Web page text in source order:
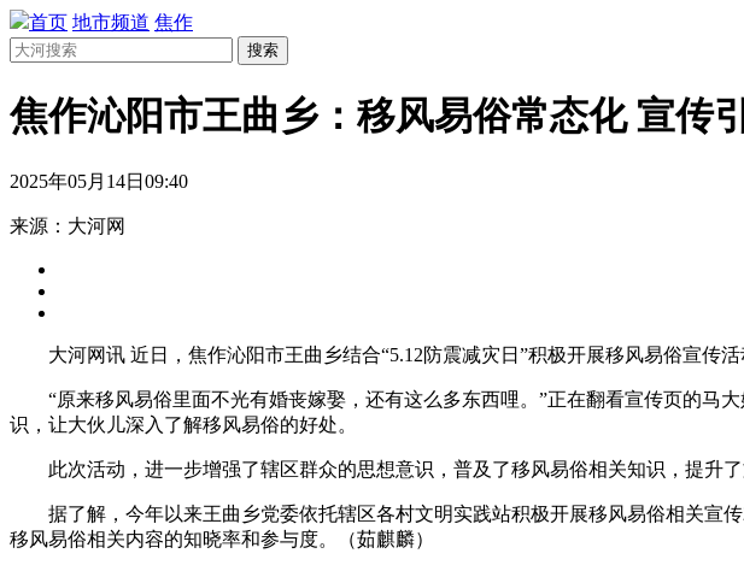
首页 地市频道 焦作
搜索
焦作沁阳市王曲乡：移风易俗常态化 宣传
2025年05月14日09:40
来源：大河网
大河网讯 近日，焦作沁阳市王曲乡结合“5.12防震减灾日”积极开展移风易俗宣传活
“原来移风易俗里面不光有婚丧嫁娶，还有这么多东西哩。”正在翻看宣传页的马
识，让大伙儿深入了解移风易俗的好处。
此次活动，进一步增强了辖区群众的思想意识，普及了移风易俗相关知识，提升
据了解，今年以来王曲乡党委依托辖区各村文明实践站积极开展移风易俗相关宣
移风易俗相关内容的知晓率和参与度。（茹麒麟）